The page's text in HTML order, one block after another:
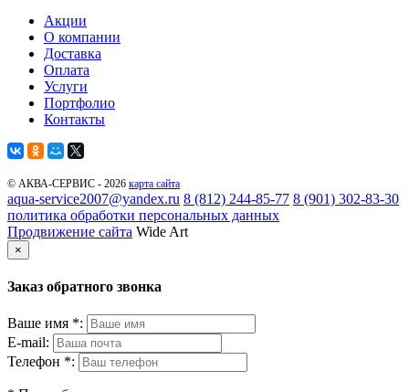
Акции
О компании
Доставка
Оплата
Услуги
Портфолио
Контакты
© АКВА-СЕРВИС - 2026 карта сайта
aqua-service2007@yandex.ru 8 (812) 244-85-77 8 (901) 302-83-30
политика обработки персональных данных
Продвижение сайта Wide Art
×
Заказ обратного звонка
Ваше имя *:
E-mail:
Телефон *: